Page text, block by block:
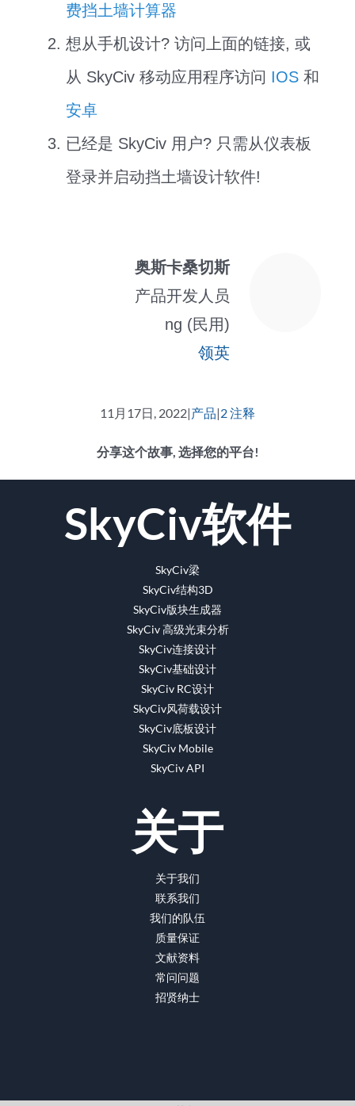
费挡土墙计算器
想从手机设计? 访问上面的链接, 或
从 SkyCiv 移动应用程序访问 IOS和
安卓
已经是 SkyCiv 用户? 只需从仪表板
登录并启动挡土墙设计软件!
奥斯卡桑切斯
产品开发人员
ng (民用)
领英
11月17日, 2022|产品|2 注释
分享这个故事, 选择您的平台!
邮
SkyCiv软件
SkyCiv梁
SkyCiv结构3D
SkyCiv版块生成器
SkyCiv 高级光束分析
SkyCiv连接设计
SkyCiv基础设计
SkyCiv RC设计
SkyCiv风荷载设计
SkyCiv底板设计
SkyCiv Mobile
SkyCiv API
关于
关于我们
联系我们
我们的队伍
质量保证
文献资料
常问问题
招贤纳士